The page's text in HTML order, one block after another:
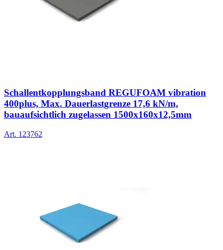
Schallentkopplungsband REGUFOAM vibration
400plus, Max. Dauerlastgrenze 17,6 kN/m,
bauaufsichtlich zugelassen 1500x160x12,5mm
Art. 123762